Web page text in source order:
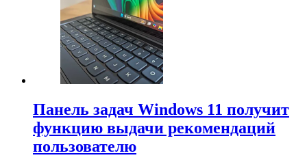
Панель задач Windows 11 получит
функцию выдачи рекомендаций
пользователю